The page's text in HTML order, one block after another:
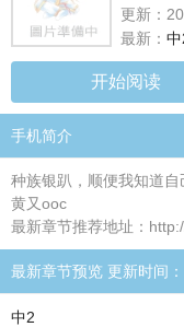
更新：
最新： 中
开始阅读
手机简介
种族银趴，顺便我知道
黄又ooc
最新章节推荐地址：
最新章节预览 更新时间
中2